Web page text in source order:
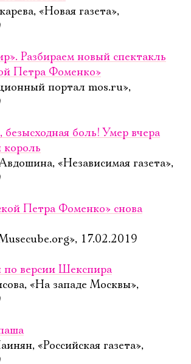
«Новая газета»,
Разбираем новый спектакль
Петра Фоменко»
портал mos.ru»,
безысходная боль! Умер вчера
король
«Независимая газета»,
Петра Фоменко» снова
17.02.2019
по версии Шекспира
«На западе Москвы»,
«Российская газета»,